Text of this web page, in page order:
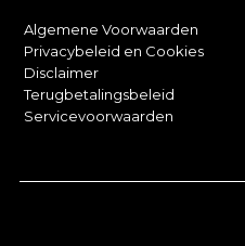
Algemene Voorwaarden
Privacybeleid en Cookies
Disclaimer
Terugbetalingsbeleid
Servicevoorwaarden